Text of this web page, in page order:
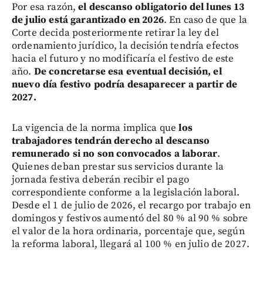
Por esa razón,el descanso obligatorio del lunes 13
de julio está garantizado en 2026. En caso de que la
Corte decida posteriormente retirar la ley del
ordenamiento jurídico, la decisión tendría efectos
hacia el futuro y no modificaría el festivo de este
año. De concretarse esa eventual decisión, el
nuevo día festivo podría desaparecer a partir de
2027.
La vigencia de la norma implica quelos
trabajadores tendrán derecho al descanso
remunerado si no son convocados a laborar.
Quienes deban prestar sus servicios durante la
jornada festiva deberán recibir el pago
correspondiente conforme a la legislación laboral.
Desde el 1 de julio de 2026, el recargo por trabajo en
domingos y festivos aumentó del 80 % al 90 % sobre
el valor de la hora ordinaria, porcentaje que, según
la reforma laboral, llegará al 100 % en julio de 2027.